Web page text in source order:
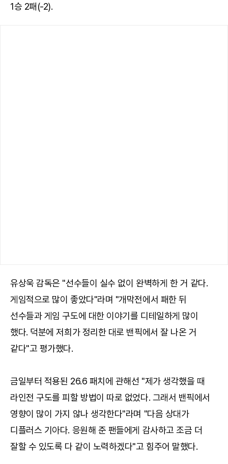
1승 2패(-2).
유상욱 감독은 "선수들이 실수 없이 완벽하게 한 거 같다.
게임적으로 많이 좋았다"라며 "개막전에서 패한 뒤
선수들과 게임 구도에 대한 이야기를 디테일하게 많이
했다. 덕분에 저희가 정리한 대로 밴픽에서 잘 나온 거
같다"고 평가했다.
금일부터 적용된 26.6 패치에 관해선 "제가 생각했을 때
라인전 구도를 피할 방법이 따로 없었다. 그래서 밴픽에서
영향이 많이 가지 않나 생각한다"라며 "다음 상대가
디플러스 기아다. 응원해 준 팬들에게 감사하고 조금 더
잘할 수 있도록 다 같이 노력하겠다"고 힘주어 말했다.